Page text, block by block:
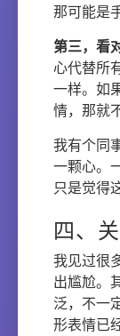
那可能是
第三，看
心代替所
一样。如
情，那就
我有个同
一颗心。
只是觉得
四、
我见过很
出尴尬。
泛，不一
形表情已